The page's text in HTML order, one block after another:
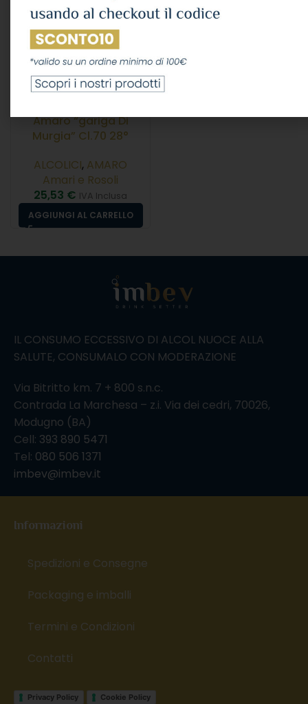
Amaro “gariga Di
Murgia” Cl.70 28°
ALCOLICI, AMARO
Amari e Rosoli
25,53 € IVA Inclusa
AGGIUNGI AL CARRELLO
IL CONSUMO ECCESSIVO DI ALCOL NUOCE ALLA
SALUTE, CONSUMALO CON MODERAZIONE
Via Bitritto km. 7 + 800 s.n.c.
Contrada La Marchesa – z.i. Via dei cedri, 70026,
Modugno (BA)
Cell: 393 890 5471
Tel: 080 506 1371
imbev@imbev.it
Informazioni
Spedizioni e Consegne
Packaging e imballi
Termini e Condizioni
Contatti
Privacy Policy Cookie Policy